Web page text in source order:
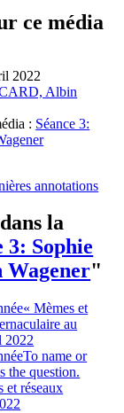
ce média
2022
Albin
: Séance 3:
annotations
la
3: Sophie
"
« Mèmes et
au
2022
To name or
the question.
et réseaux